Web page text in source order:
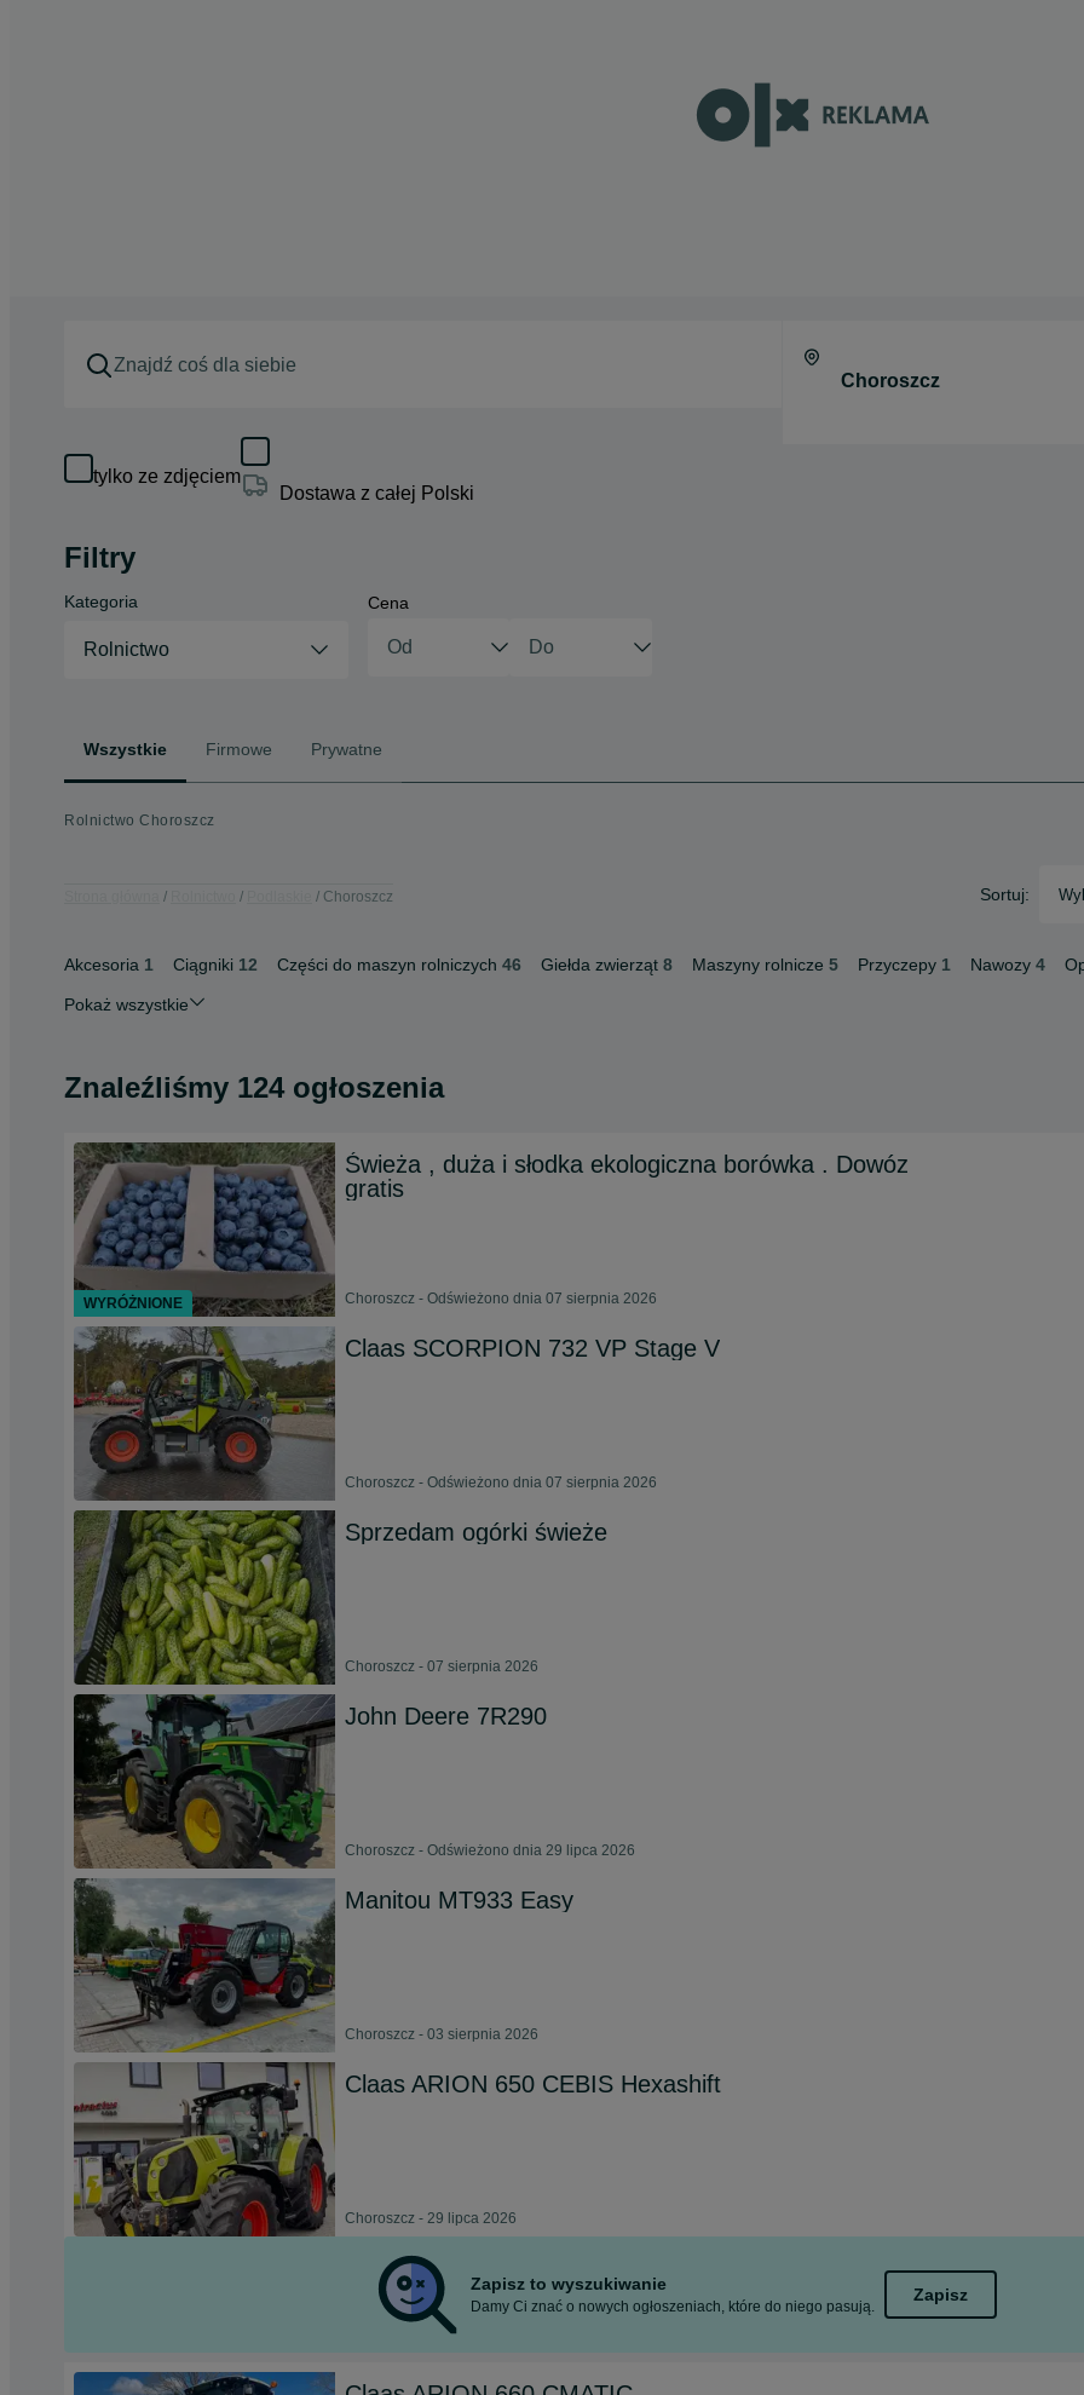
tylko ze zdjęciem
Dostawa z całej Polski
Filtry
Kategoria
Rolnictwo
Cena
Wszystkie Firmowe Prywatne
Rolnictwo Choroszcz
Choroszcz Sortuj:
Akcesoria 1 Ciągniki 12 Części do maszyn rolniczych 46 Giełda zwierząt 8 Maszyny rolnicze 5 Przyczepy 1 Nawozy 4
Pokaż wszystkie
Znaleźliśmy 124 ogłoszenia
Świeża , duża i słodka ekologiczna borówka . Dowóz
gratis
Choroszcz - Odświeżono dnia 07 sierpnia 2026
Claas SCORPION 732 VP Stage V
Choroszcz - Odświeżono dnia 07 sierpnia 2026
Sprzedam ogórki świeże
Choroszcz - 07 sierpnia 2026
John Deere 7R290
Choroszcz - Odświeżono dnia 29 lipca 2026
Manitou MT933 Easy
Choroszcz - 03 sierpnia 2026
Claas ARION 650 CEBIS Hexashift
Choroszcz - 29 lipca 2026
Zapisz to wyszukiwanie
Damy Ci znać o nowych ogłoszeniach, które do niego pasują.
Zapisz
WYRÓŻNIONE